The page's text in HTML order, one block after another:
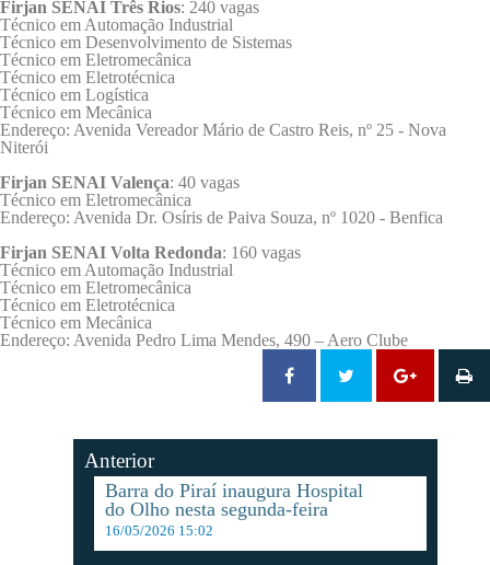
Firjan SENAI Três Rios: 240 vagas
Técnico em Automação Industrial
Técnico em Desenvolvimento de Sistemas
Técnico em Eletromecânica
Técnico em Eletrotécnica
Técnico em Logística
Técnico em Mecânica
Endereço: Avenida Vereador Mário de Castro Reis, nº 25 - Nova
Niterói
Firjan SENAI Valença: 40 vagas
Técnico em Eletromecânica
Endereço: Avenida Dr. Osíris de Paiva Souza, nº 1020 - Benfica
Firjan SENAI Volta Redonda: 160 vagas
Técnico em Automação Industrial
Técnico em Eletromecânica
Técnico em Eletrotécnica
Técnico em Mecânica
Endereço: Avenida Pedro Lima Mendes, 490 – Aero Clube
Anterior
Barra do Piraí inaugura Hospital
do Olho nesta segunda-feira
16/05/2026 15:02